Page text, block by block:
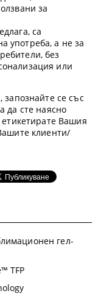
за
са
употреба, а не за
без
или
запознайте се със
да сте наясно
етикетирате Вашия
клиенти/
гел-
TFP